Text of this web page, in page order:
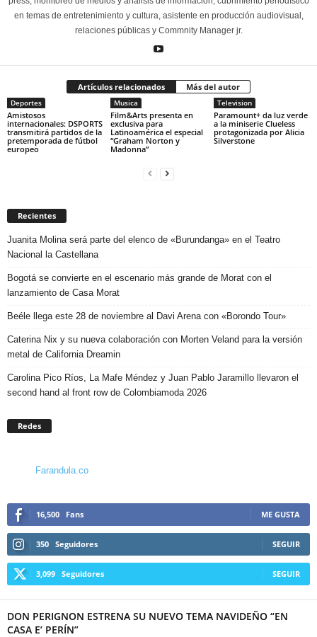
en temas de entretenimiento y cultura, asistente en producción audiovisual,
relaciones públicas y Commnity Manager jr.
Artículos relacionados Más del autor
Deportes
Amistosos
internacionales: DSPORTS
transmitirá partidos de la
pretemporada de fútbol
europeo
Musica
Film&Arts presenta en
exclusiva para
Latinoamérica el especial
“Graham Norton y
Madonna”
Television
Paramount+ da luz verde
a la miniserie Clueless
protagonizada por Alicia
Silverstone
Recientes
Juanita Molina será parte del elenco de «Burundanga» en el Teatro
Nacional la Castellana
Bogotá se convierte en el escenario más grande de Morat con el
lanzamiento de Casa Morat
Beéle llega este 28 de noviembre al Davi Arena con «Borondo Tour»
Caterina Nix y su nueva colaboración con Morten Veland para la versión
metal de California Dreamin
Carolina Pico Ríos, La Mafe Méndez y Juan Pablo Jaramillo llevaron el
second hand al front row de Colombiamoda 2026
Redes
Farandula.co
16,500 Fans ME GUSTA
350 Seguidores SEGUIR
3,099 Seguidores SEGUIR
DON PERIGNON ESTRENA SU NUEVO TEMA NAVIDEÑO “EN
CASA E’ PERÍN”